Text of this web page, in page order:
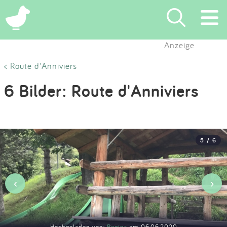
×
Eintragen
Blog
Partner
Kontakt
Anzeige
< Route d'Anniviers
6 Bilder: Route d'Anniviers
5 / 6
‹ ›